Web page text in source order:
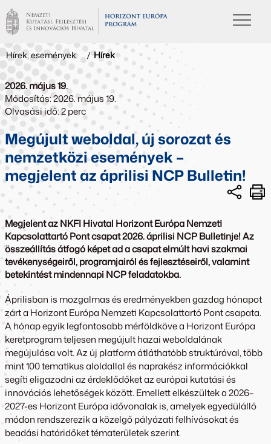
Hírek, események / Hírek
2026. május 19.
Módosítás: 2026. május 19.
Olvasási idő: 2 perc
Megújult weboldal, új sorozat és
nemzetközi események –
megjelent az áprilisi NCP Bulletin!
Megjelent az NKFI Hivatal Horizont Európa Nemzeti
Kapcsolattartó Pont csapat 2026. áprilisi NCP Bulletinje! Az
összeállítás átfogó képet ad a csapat elmúlt havi szakmai
tevékenységeiről, programjairól és fejlesztéseiről, valamint
betekintést mindennapi NCP feladatokba.
Áprilisban is mozgalmas és eredményekben gazdag hónapot
zárt a Horizont Európa Nemzeti Kapcsolattartó Pont csapata.
A hónap egyik legfontosabb mérföldköve a Horizont Európa
keretprogram teljesen megújult hazai weboldalának
megújulása volt. Az új platform átláthatóbb struktúrával, több
mint 100 tematikus aloldallal és naprakész információkkal
segíti eligazodni az érdeklődőket az európai kutatási és
innovációs lehetőségek között. Emellett elkészültek a 2026–
2027-es Horizont Európa idővonalak is, amelyek egyedülálló
módon rendszerezik a közelgő pályázati felhívásokat és
beadási határidőket tématerületek szerint.